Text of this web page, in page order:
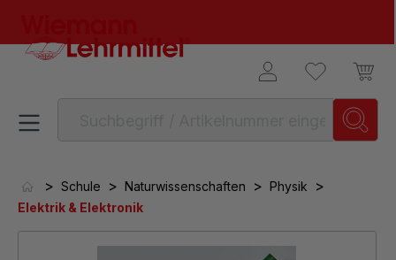
> Schule > Naturwissenschaften > Physik >
Elektrik & Elektronik